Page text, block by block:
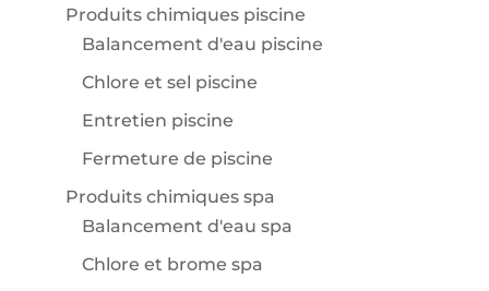
Produits chimiques piscine
Balancement d'eau piscine
Chlore et sel piscine
Entretien piscine
Fermeture de piscine
Produits chimiques spa
Balancement d'eau spa
Chlore et brome spa